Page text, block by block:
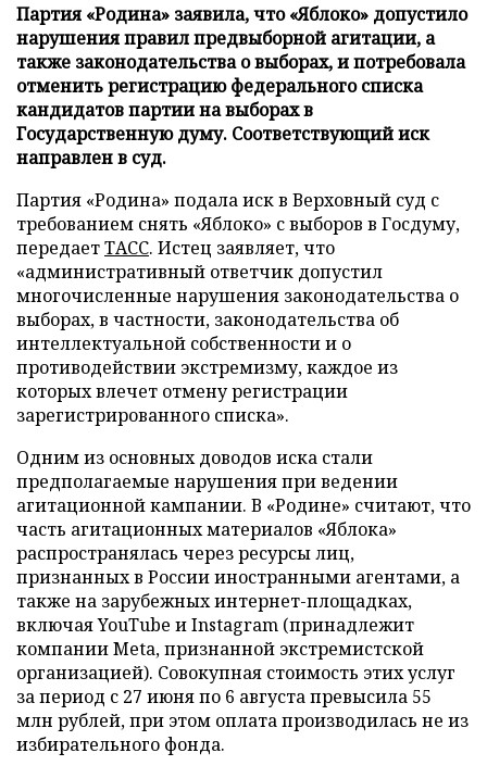
Партия «Родина» заявила, что «Яблоко» допустило
нарушения правил предвыборной агитации, а
также законодательства о выборах, и потребовала
отменить регистрацию федерального списка
кандидатов партии на выборах в
Государственную думу. Соответствующий иск
направлен в суд.
Партия «Родина» подала иск в Верховный суд с
требованием снять «Яблоко» с выборов в Госдуму,
передаетТАСС. Истец заявляет, что
«административный ответчик допустил
многочисленные нарушения законодательства о
выборах, в частности, законодательства об
интеллектуальной собственности и о
противодействии экстремизму, каждое из
которых влечет отмену регистрации
зарегистрированного списка».
Одним из основных доводов иска стали
предполагаемые нарушения при ведении
агитационной кампании. В «Родине» считают, что
часть агитационных материалов «Яблока»
распространялась через ресурсы лиц,
признанных в России иностранными агентами, а
также на зарубежных интернет-площадках,
включая YouTube и Instagram (принадлежит
компании Meta, признанной экстремистской
организацией). Совокупная стоимость этих услуг
за период с 27 июня по 6 августа превысила 55
млн рублей, при этом оплата производилась не из
избирательного фонда.